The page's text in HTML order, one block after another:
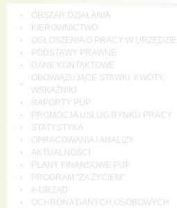
OBSZAR DZIAŁANIA
KIEROWNICTWO
OGŁOSZENIA O PRACY W URZĘDZIE
PODSTAWY PRAWNE
DANE KONTAKTOWE
OBOWIĄZUJĄCE STAWKI, KWOTY,
WSKAŹNIKI
RAPORTY PUP
PROMOCJA USŁUG RYNKU PRACY
STATYSTYKA
OPRACOWANIA I ANALIZY
AKTUALNOŚCI
PLANY FINANSOWE PUP
PROGRAM "ZA ŻYCIEM"
e-URZĄD
OCHRONA DANYCH OSOBOWYCH